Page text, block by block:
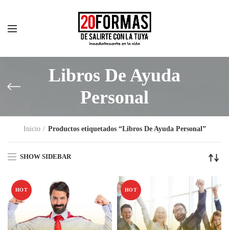
Libros De Ayuda
Personal
Inicio Productos etiquetados “Libros De Ayuda Personal”
SHOW SIDEBAR
HOT HOT